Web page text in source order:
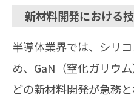
新材料開発における
半導体業界では、シリ
め、GaN（窒化ガリウ
どの新材料開発が急務